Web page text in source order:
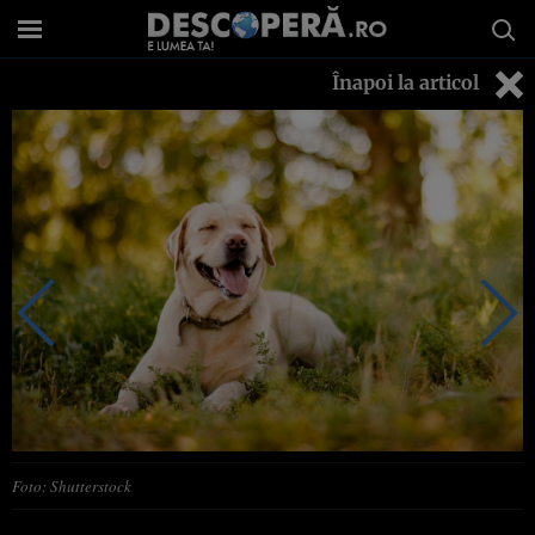
Înapoi la articol
Foto: Shutterstock